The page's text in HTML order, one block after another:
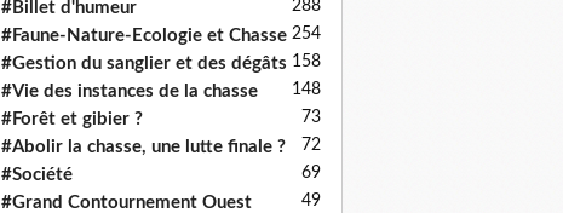
#Billet d'humeur 288
#Faune-Nature-Ecologie et Chasse 254
#Gestion du sanglier et des dégâts 158
#Vie des instances de la chasse 148
#Forêt et gibier ? 73
#Abolir la chasse, une lutte finale ? 72
#Société 69
#Grand Contournement Ouest 49